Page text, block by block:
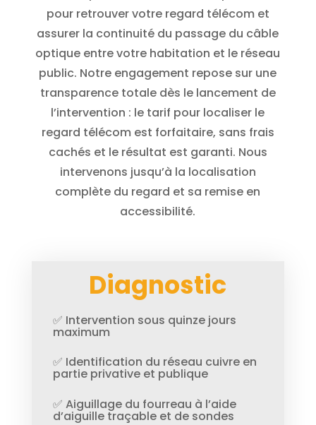
pour retrouver votre regard télécom et
assurer la continuité du passage du câble
optique entre votre habitation et le réseau
public. Notre engagement repose sur une
transparence totale dès le lancement de
l’intervention : le tarif pour localiser le
regard télécom est forfaitaire, sans frais
cachés et le résultat est garanti. Nous
intervenons jusqu’à la localisation
complète du regard et sa remise en
accessibilité.
Diagnostic
✅ Intervention sous quinze jours
maximum
✅ Identification du réseau cuivre en
partie privative et publique
✅ Aiguillage du fourreau à l’aide
d’aiguille traçable et de sondes